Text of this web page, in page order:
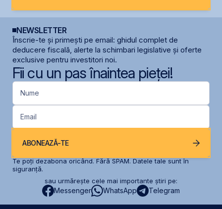
NEWSLETTER
Înscrie-te și primești pe email: ghidul complet de
deducere fiscală, alerte la schimbari legislative și oferte
exclusive pentru investitori noi.
Fii cu un pas înaintea pieței!
Nume
Email
ABONEAZĂ-TE
Te poți dezabona oricând. Fără SPAM. Datele tale sunt în
siguranță.
sau urmărește cele mai importante știri pe:
Messenger WhatsApp Telegram